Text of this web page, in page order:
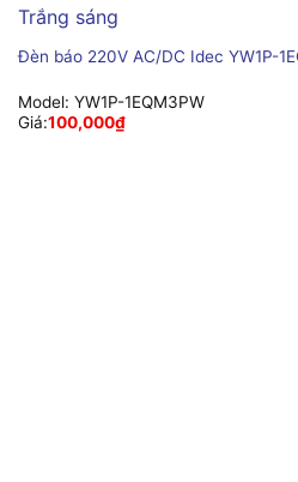
Đèn báo 220V AC/DC Idec YW1P-
Model: YW1P-1EQM3PW
Giá:100,000₫